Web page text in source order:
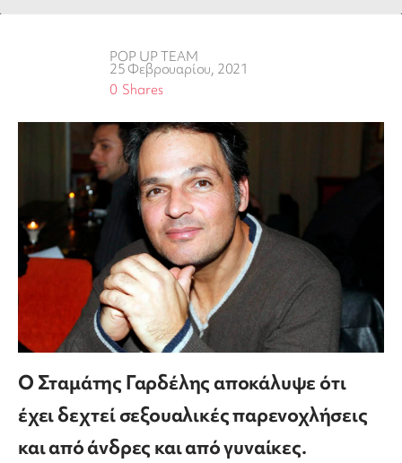
POP UP TEAM
25 Φεβρουαρίου, 2021
Shares
0
Ο Σταμάτης Γαρδέλης αποκάλυψε ότι
έχει δεχτεί σεξουαλικές παρενοχλήσεις
και από άνδρες και από γυναίκες.